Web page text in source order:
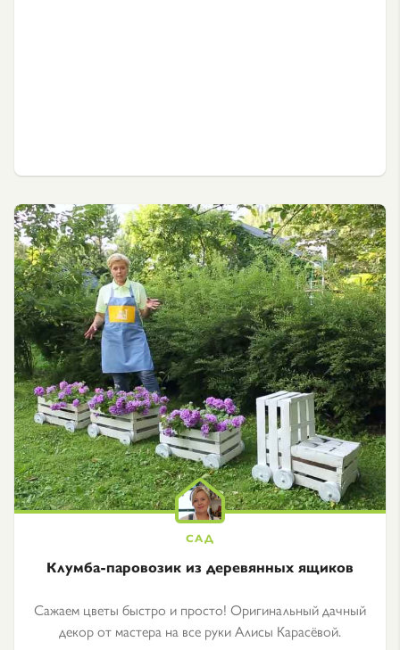
Клумба-паровозик из деревянных ящиков
Сажаем цветы быстро и просто! Оригинальный дачный
декор от мастера на все руки Алисы Карасёвой.